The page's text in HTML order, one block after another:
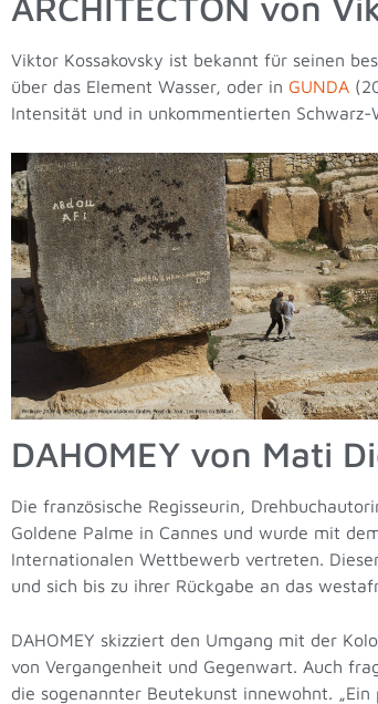
Viktor Kossakovsky ist bekannt für seinen
über das Element Wasser, oder in GUNDA
Intensität und in unkommentierten Schwarz-
DAHOMEY von Mati
Die französische Regisseurin,
Goldene Palme in Cannes und wurde mit
Internationalen Wettbewerb vertreten.
und sich bis zu ihrer Rückgabe an das
DAHOMEY skizziert den Umgang mit der
von Vergangenheit und Gegenwart. Auch
die sogenannter Beutekunst innewohnt.